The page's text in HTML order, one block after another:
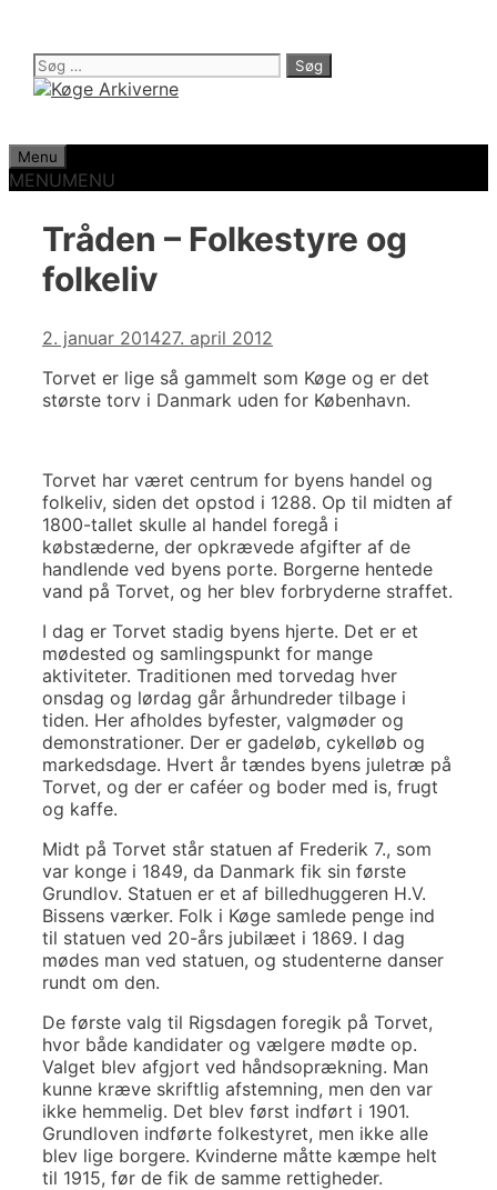
indhold
Søg
efter:
Menu
MENUMENU
Tråden – Folkestyre og
folkeliv
2. januar 201427. april 2012
Torvet er lige så gammelt som Køge og er det
største torv i Danmark uden for København.
Torvet har været centrum for byens handel og
folkeliv, siden det opstod i 1288. Op til midten af
1800-tallet skulle al handel foregå i
købstæderne, der opkrævede afgifter af de
handlende ved byens porte. Borgerne hentede
vand på Torvet, og her blev forbryderne straffet.
I dag er Torvet stadig byens hjerte. Det er et
mødested og samlingspunkt for mange
aktiviteter. Traditionen med torvedag hver
onsdag og lørdag går århundreder tilbage i
tiden. Her afholdes byfester, valgmøder og
demonstrationer. Der er gadeløb, cykelløb og
markedsdage. Hvert år tændes byens juletræ på
Torvet, og der er caféer og boder med is, frugt
og kaffe.
Midt på Torvet står statuen af Frederik 7., som
var konge i 1849, da Danmark fik sin første
Grundlov. Statuen er et af billedhuggeren H.V.
Bissens værker. Folk i Køge samlede penge ind
til statuen ved 20-års jubilæet i 1869. I dag
mødes man ved statuen, og studenterne danser
rundt om den.
De første valg til Rigsdagen foregik på Torvet,
hvor både kandidater og vælgere mødte op.
Valget blev afgjort ved håndsoprækning. Man
kunne kræve skriftlig afstemning, men den var
ikke hemmelig. Det blev først indført i 1901.
Grundloven indførte folkestyret, men ikke alle
blev lige borgere. Kvinderne måtte kæmpe helt
til 1915, før de fik de samme rettigheder.